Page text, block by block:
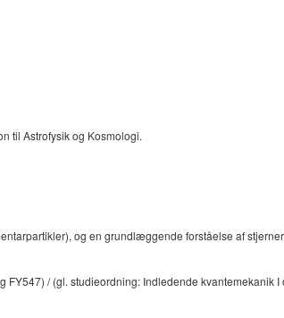
til Astrofysik og Kosmologi.
og en grundlæggende forståelse af
/ (gl. studieordning: Indledende